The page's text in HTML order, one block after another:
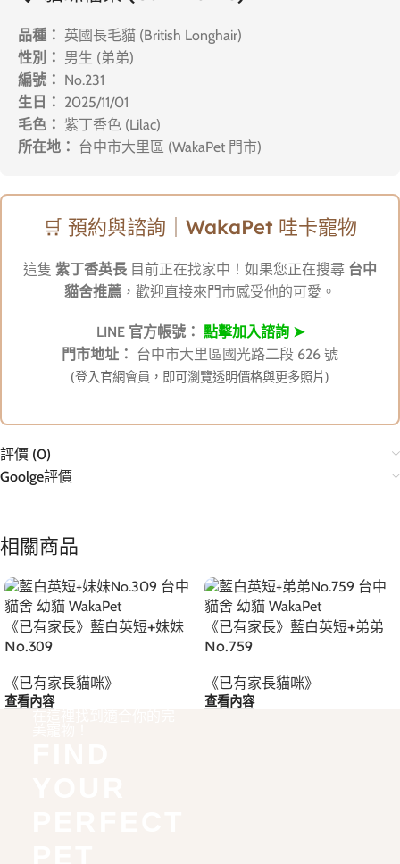
品種： 英國長毛貓 (British Longhair)
性別： 男生 (弟弟)
編號： No.231
生日： 2025/11/01
毛色： 紫丁香色 (Lilac)
所在地： 台中市大里區 (WakaPet 門市)
🛒 預約與諮詢｜WakaPet 哇卡寵物
這隻 紫丁香英長 目前正在找家中！如果您正在搜尋 台中
貓舍推薦 ，歡迎直接來門市感受他的可愛。
LINE 官方帳號： 點擊加入諮詢 ➤
門市地址： 台中市大里區國光路二段 626 號
(登入官網會員，即可瀏覽透明價格與更多照片)
評價 (0)
Goolge評價
相關商品
《已有家長》藍白英短+妹妹
No.309
《已有家長貓咪》
查看內容
《已有家長》藍白英短+弟弟
No.759
《已有家長貓咪》
查看內容